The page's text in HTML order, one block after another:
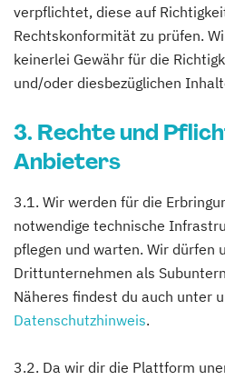
verpflichtet, diese auf
Rechtskonformität zu prüfen.
keinerlei Gewähr für die
und/oder diesbezüglichen
3. Rechte und
Anbieters
3.1. Wir werden für die
notwendige technische
pflegen und warten. Wir dürfen
Drittunternehmen als
Näheres findest du auch unter
Datenschutzhinweis.
3.2. Da wir dir die Plattform